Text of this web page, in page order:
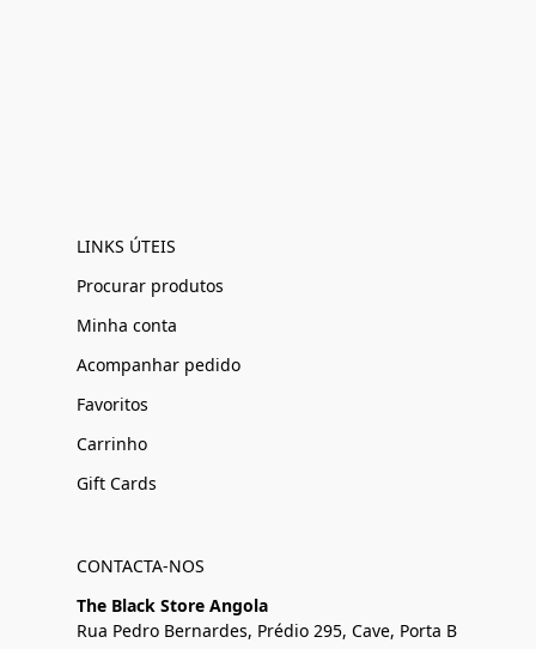
LINKS ÚTEIS
Procurar produtos
Minha conta
Acompanhar pedido
Favoritos
Carrinho
Gift Cards
CONTACTA-NOS
The Black Store Angola
Rua Pedro Bernardes, Prédio 295, Cave, Porta B